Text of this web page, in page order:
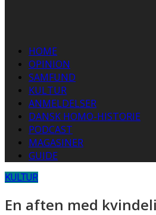
HOME
OPINION
SAMFUND
KULTUR
ANMELDELSER
DANSK HOMO-HISTORIE
PODCAST
MAGASINER
GUIDE
KULTUR
En aften med